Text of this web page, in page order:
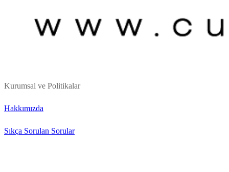
Kurumsal ve Politikalar
Hakkımızda
Sıkça Sorulan Sorular